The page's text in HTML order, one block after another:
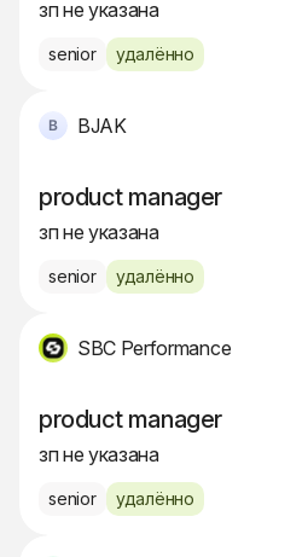
зп не указана
senior удалённо
BJAK
product manager
зп не указана
senior удалённо
SBC Performance
product manager
зп не указана
senior удалённо